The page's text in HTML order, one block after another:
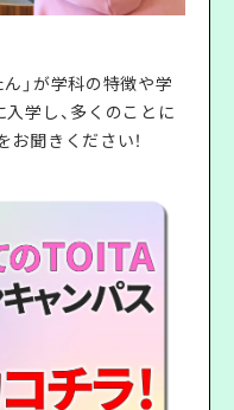
」が学科の特徴や学
学し、多くのことに
聞きください！